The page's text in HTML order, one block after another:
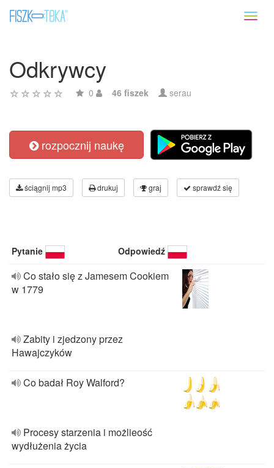
Odkrywcy
0 46 fiszek serau
rozpocznij naukę
ściągnij mp3 drukuj graj sprawdź się
Pytanie Odpowiedź
Co stało się z Jamesem Cookiem
w 1779
Zabity i zjedzony przez
Hawajczyków
Co badał Roy Walford?
Procesy starzenia i możlieość
wydłużenia życia